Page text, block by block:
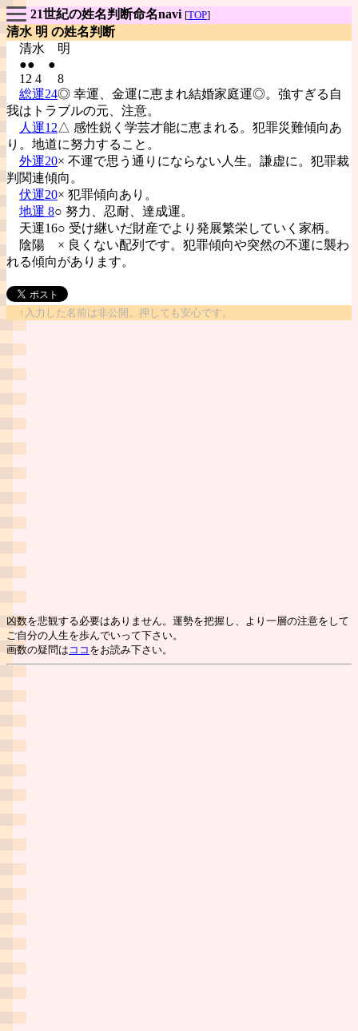
21世紀の姓名判断命名navi [TOP]
清水 明 の姓名判断
清水 明
●● ●
12 4 8
総運24◎ 幸運、金運に恵まれ結婚家庭運◎。強すぎる自
我はトラブルの元、注意。
人運12△ 感性鋭く学芸才能に恵まれる。犯罪災難傾向あ
り。地道に努力すること。
外運20× 不運で思う通りにならない人生。謙虚に。犯罪裁
判関連傾向。
伏運20× 犯罪傾向あり。
地運 8○ 努力、忍耐、達成運。
天運16○ 受け継いだ財産でより発展繁栄していく家柄。
陰陽 × 良くない配列です。犯罪傾向や突然の不運に襲わ
れる傾向があります。
↑入力した名前は非公開。押しても安心です。
凶数を悲観する必要はありません。運勢を把握し、より一層の注意をして
ご自分の人生を歩んでいって下さい。
画数の疑問は ココ をお読み下さい。